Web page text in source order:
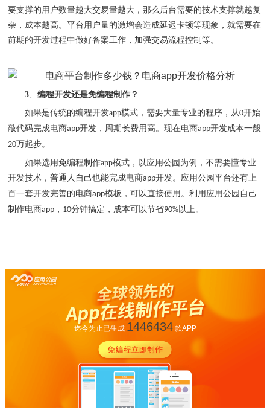
要支撑的用户数量越大交易量越大，那么后台需要的技术支撑就越复
杂，成本越高。平台用户量的激增会造成延迟卡顿等现象，就需要在
前期的开发过程中做好备案工作，加强交易流程控制等。
3、 编程开发还是免编程制作？
如果是传统的编程开发app模式，需要大量专业的程序，从0开始
敲代码完成电商app开发，周期长费用高。现在电商app开发成本一般
20万起步。
如果选用免编程制作app模式，以应用公园为例，不需要懂专业
开发技术，普通人自己也能完成电商app开发。应用公园平台还有上
百一套开发完善的电商app模板，可以直接使用。利用应用公园自己
制作电商app ， 10分钟搞定，成本可以节省90%以上。
迄今为止已生成 1446434款APP